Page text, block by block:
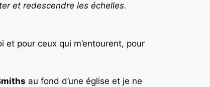
et redescendre les échelles.
et pour ceux qui m’entourent, pour
au fond d’une église et je ne